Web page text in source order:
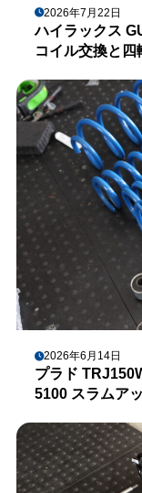
2026年7月22日
ハイラックス
コイル交換と四
2026年6月14日
プラド
5100 スラムア